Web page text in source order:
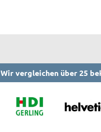
Wir vergleichen über 25